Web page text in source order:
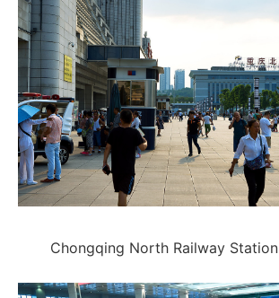
Chongqing North Railway Station